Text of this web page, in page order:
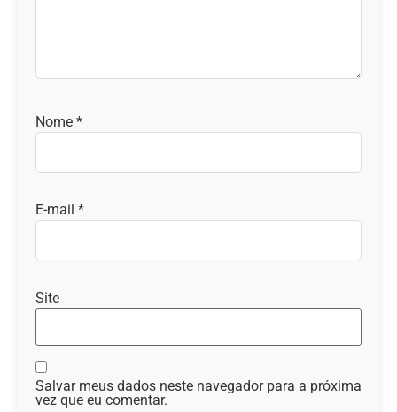
Nome *
E-mail *
Site
Salvar meus dados neste navegador para a próxima
vez que eu comentar.